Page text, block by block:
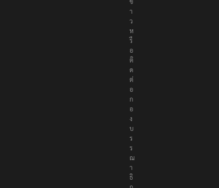
า
ย
ข่
า
ว
ห
รื
อ
ติ
ด
ต่
อ
ก
อ
ง
บ
ร
ร
ณ